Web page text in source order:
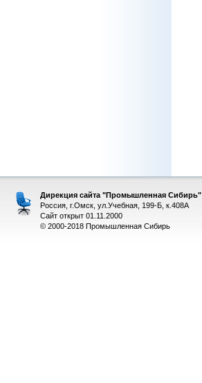
Дирекция сайта "Промышленная Сибирь"
Россия, г.Омск, ул.Учебная, 199-Б, к.408А
Сайт открыт 01.11.2000
© 2000-2018 Промышленная Сибирь